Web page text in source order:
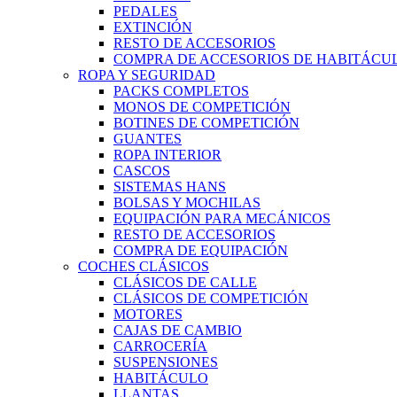
PEDALES
EXTINCIÓN
RESTO DE ACCESORIOS
COMPRA DE ACCESORIOS DE
ROPA Y SEGURIDAD
PACKS COMPLETOS
MONOS DE COMPETICIÓN
BOTINES DE COMPETICIÓN
GUANTES
ROPA INTERIOR
CASCOS
SISTEMAS HANS
BOLSAS Y MOCHILAS
EQUIPACIÓN PARA MECÁNICOS
RESTO DE ACCESORIOS
COMPRA DE EQUIPACIÓN
COCHES CLÁSICOS
CLÁSICOS DE CALLE
CLÁSICOS DE COMPETICIÓN
MOTORES
CAJAS DE CAMBIO
CARROCERÍA
SUSPENSIONES
HABITÁCULO
LLANTAS